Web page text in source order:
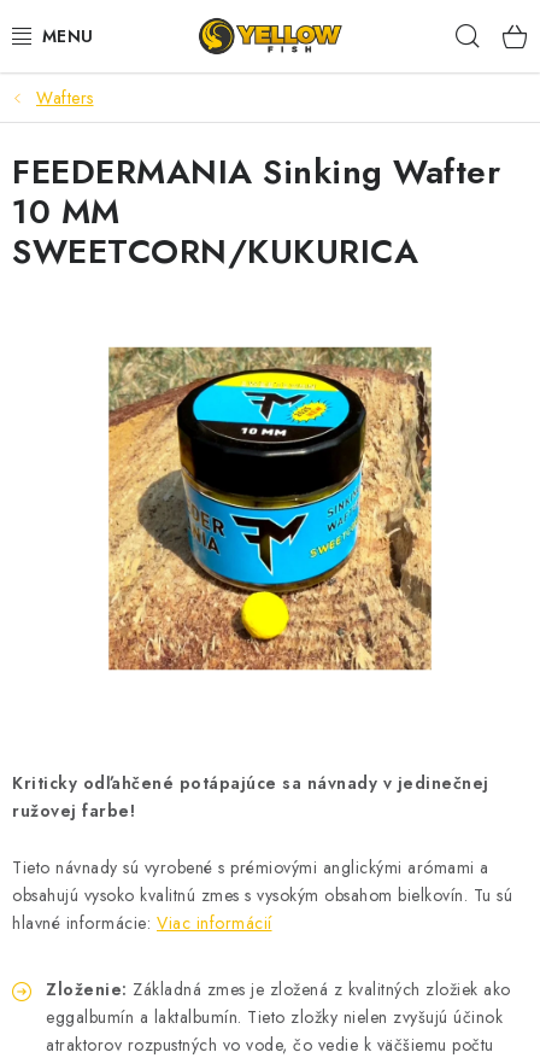
na
NOVINKY 2026
LETNÉ ZĽAVY
HALDORADO
KRMIVÁ,NÁSTRAHY
BIŽUTERIA-DOPLNKY
TAŠKY A PÚZDRA
PRETEKÁRSKE SEDAČKY
DARČEKOVÝ POUKAZ
OBCHODNÉ PODMIENKY
MOJA OBJEDNÁVKA
VRATKY - ODSTÚPENIE OD ZMLUVY - REKLAMACIU
KONTAKTY
Wafters
Kriticky odľahčené potápajúce sa návnady v jedinečnej
ružovej farbe!
Tieto návnady sú vyrobené s prémiovými anglickými arómami a
obsahujú vysoko kvalitnú zmes s vysokým obsahom bielkovín. Tu sú
hlavné informácie: Viac informácií
Zloženie: Základná zmes je zložená z kvalitných zložiek ako
eggalbumín a laktalbumín. Tieto zložky nielen zvyšujú účinok
atraktorov rozpustných vo vode, čo vedie k väčšiemu počtu
FEEDERMANIA Sinking Wafter
10 MM
SWEETCORN/KUKURICA